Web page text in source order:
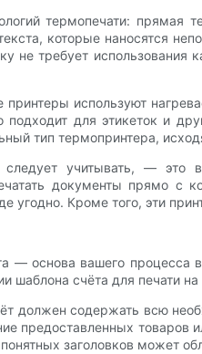
термопечати: прямая
которые наносятся
не требует
используют
подходит для этикеток и
тип термопринтера,
учитывать, — это
документы прямо с
угодно. Кроме того, эти
— основа вашего
шаблона счёта для печати
должен содержать всю
предоставленных
заголовков может